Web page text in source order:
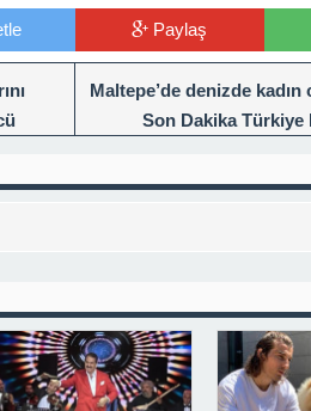
Paylaş
Maltepe’de denizde
Son Dakika Türkiye